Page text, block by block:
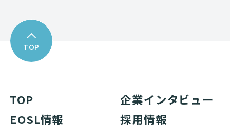
TOP
TOP
企業インタビュー
EOSL情報
採用情報